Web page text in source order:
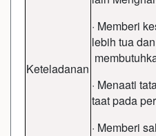
Keteladanan
· Memberi
lebih tua
· Menaati
taat pada
· Memberi